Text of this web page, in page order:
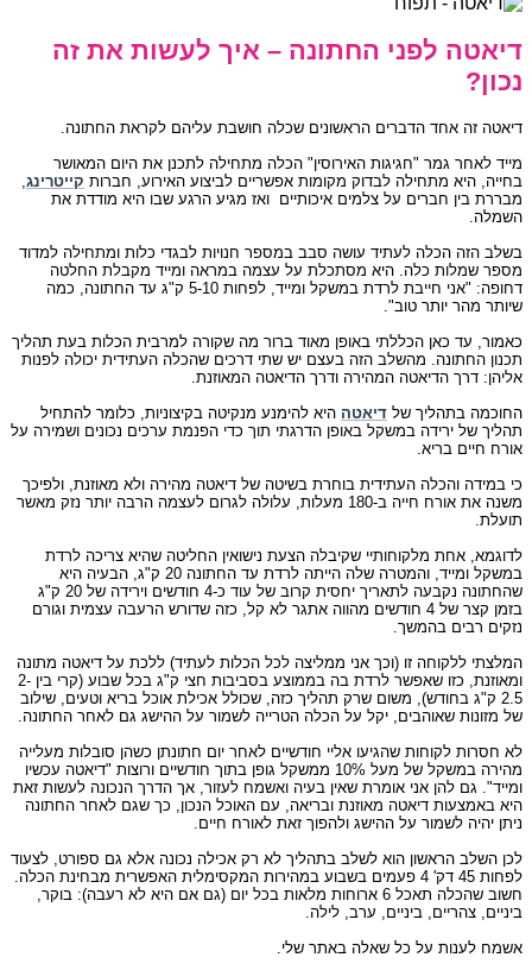
דיאטה לפני החתונה – איך לעשות את זה
נכון?
דיאטה זה אחד הדברים הראשונים שכלה חושבת עליהם לקראת החתונה.
מייד לאחר גמר "חגיגות האירוסין" הכלה מתחילה לתכנן את היום המאושר
בחייה, היא מתחילה לבדוק מקומות אפשריים לביצוע האירוע, חברות קייטרינג,
מבררת בין חברים על צלמים איכותיים ואז מגיע הרגע שבו היא מודדת את
השמלה.
בשלב הזה הכלה לעתיד עושה סבב במספר חנויות לבגדי כלות ומתחילה למדוד
מספר שמלות כלה. היא מסתכלת על עצמה במראה ומייד מקבלת החלטה
דחופה: "אני חייבת לרדת במשקל ומייד, לפחות 5-10 ק"ג עד החתונה, כמה
שיותר מהר יותר טוב".
כאמור, עד כאן הכללתי באופן מאוד ברור מה שקורה למרבית הכלות בעת תהליך
תכנון החתונה. מהשלב הזה בעצם יש שתי דרכים שהכלה העתידית יכולה לפנות
אליהן: דרך הדיאטה המהירה ודרך הדיאטה המאוזנת.
החוכמה בתהליך של דיאטה היא להימנע מנקיטה בקיצוניות, כלומר להתחיל
תהליך של ירידה במשקל באופן הדרגתי תוך כדי הפנמת ערכים נכונים ושמירה על
אורח חיים בריא.
כי במידה והכלה העתידית בוחרת בשיטה של דיאטה מהירה ולא מאוזנת, ולפיכך
משנה את אורח חייה ב-180 מעלות, עלולה לגרום לעצמה הרבה יותר נזק מאשר
תועלת.
לדוגמא, אחת מלקוחותיי שקיבלה הצעת נישואין החליטה שהיא צריכה לרדת
במשקל ומייד, והמטרה שלה הייתה לרדת עד החתונה 20 ק"ג, הבעיה היא
שהחתונה נקבעה לתאריך יחסית קרוב של עוד כ-4 חודשים וירידה של 20 ק"ג
בזמן קצר של 4 חודשים מהווה אתגר לא קל, כזה שדורש הרעבה עצמית וגורם
נזקים רבים בהמשך.
המלצתי ללקוחה זו (וכך אני ממליצה לכל הכלות לעתיד) ללכת על דיאטה מתונה
ומאוזנת, כזו שאפשר לרדת בה בממוצע בסביבות חצי ק"ג בכל שבוע (קרי בין 2-
2.5 ק"ג בחודש), משום שרק תהליך כזה, שכולל אכילת אוכל בריא וטעים, שילוב
של מזונות שאוהבים, יקל על הכלה הטרייה לשמור על ההישג גם לאחר החתונה.
לא חסרות לקוחות שהגיעו אליי חודשיים לאחר יום חתונתן כשהן סובלות מעלייה
מהירה במשקל של מעל 10% ממשקל גופן בתוך חודשיים ורוצות "דיאטה עכשיו
ומייד". גם להן אני אומרת שאין בעיה ואשמח לעזור, אך הדרך הנכונה לעשות זאת
היא באמצעות דיאטה מאוזנת ובריאה, עם האוכל הנכון, כך שגם לאחר החתונה
ניתן יהיה לשמור על ההישג ולהפוך זאת לאורח חיים.
לכן השלב הראשון הוא לשלב בתהליך לא רק אכילה נכונה אלא גם ספורט, לצעוד
לפחות 45 דק' 4 פעמים בשבוע במהירות המקסימלית האפשרית מבחינת הכלה.
חשוב שהכלה תאכל 6 ארוחות מלאות בכל יום (גם אם היא לא רעבה): בוקר,
ביניים, צהריים, ביניים, ערב, לילה.
אשמח לענות על כל שאלה באתר שלי.